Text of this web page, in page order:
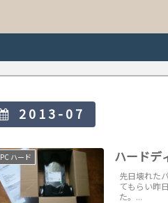
2013-07
PC ハード ハードデ
先日壊れた
てもらい昨
た。...